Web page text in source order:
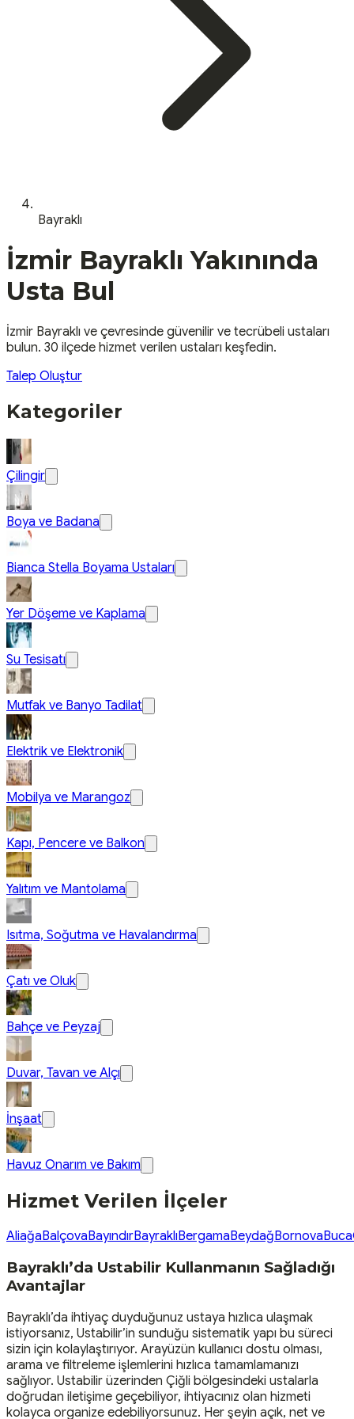
Bayraklı
İzmir Bayraklı Yakınında
Usta Bul
İzmir Bayraklı ve çevresinde güvenilir ve tecrübeli ustaları
bulun. 30 ilçede hizmet verilen ustaları keşfedin.
Talep Oluştur
Kategoriler
Çilingir
Boya ve Badana
Bianca Stella Boyama Ustaları
Yer Döşeme ve Kaplama
Su Tesisatı
Mutfak ve Banyo Tadilat
Elektrik ve Elektronik
Mobilya ve Marangoz
Kapı, Pencere ve Balkon
Yalıtım ve Mantolama
Isıtma, Soğutma ve Havalandırma
Çatı ve Oluk
Bahçe ve Peyzaj
Duvar, Tavan ve Alçı
İnşaat
Havuz Onarım ve Bakım
Hizmet Verilen İlçeler
AliağaBalçovaBayındırBayraklıBergamaBeydağBornovaBuca
Bayraklı’da Ustabilir Kullanmanın Sağladığı
Avantajlar
Bayraklı’da ihtiyaç duyduğunuz ustaya hızlıca ulaşmak
istiyorsanız, Ustabilir’in sunduğu sistematik yapı bu süreci
sizin için kolaylaştırıyor. Arayüzün kullanıcı dostu olması,
arama ve filtreleme işlemlerini hızlıca tamamlamanızı
sağlıyor. Ustabilir üzerinden Çiğli bölgesindeki ustalarla
doğrudan iletişime geçebiliyor, ihtiyacınız olan hizmeti
kolayca organize edebiliyorsunuz. Her şeyin açık, net ve